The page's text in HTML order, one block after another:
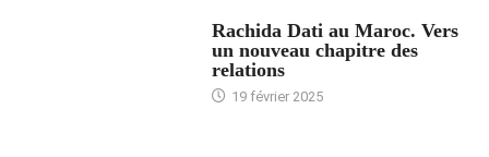
Rachida Dati au Maroc. Vers
un nouveau chapitre des
relations
19 février 2025